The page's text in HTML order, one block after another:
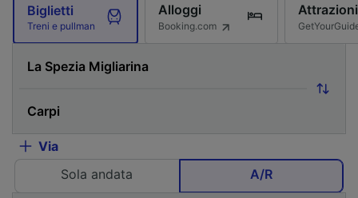
Biglietti
Treni e pullman
Alloggi
Booking.com
Attrazioni
Via
Sola andata
A/R